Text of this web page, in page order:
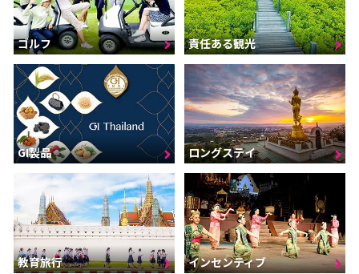
ゴルフ 責任ある観光
GI製品 ロングステイ
教育旅行 インセンティブ